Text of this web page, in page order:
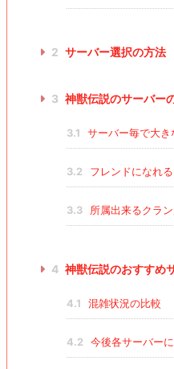
2 サーバー選択の方法
3 神獣伝説のサーバー
3.1 サーバー毎で大
3.2 フレンドになれ
3.3 所属出来るクラ
4 神獣伝説のおすすめ
4.1 混雑状況の比較
4.2 今後各サーバー